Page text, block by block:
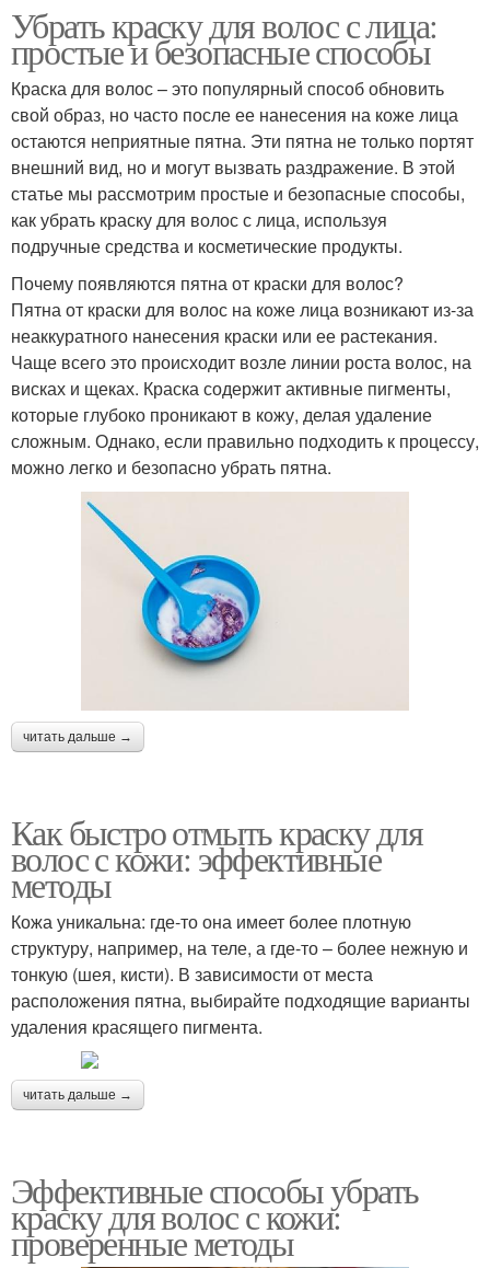
Убрать краску для волос с лица:
простые и безопасные способы
Краска для волос – это популярный способ обновить
свой образ, но часто после ее нанесения на коже лица
остаются неприятные пятна. Эти пятна не только портят
внешний вид, но и могут вызвать раздражение. В этой
статье мы рассмотрим простые и безопасные способы,
как убрать краску для волос с лица, используя
подручные средства и косметические продукты.
Почему появляются пятна от краски для волос?
Пятна от краски для волос на коже лица возникают из-за
неаккуратного нанесения краски или ее растекания.
Чаще всего это происходит возле линии роста волос, на
висках и щеках. Краска содержит активные пигменты,
которые глубоко проникают в кожу, делая удаление
сложным. Однако, если правильно подходить к процессу,
можно легко и безопасно убрать пятна.
читать дальше →
Как быстро отмыть краску для
волос с кожи: эффективные
методы
Кожа уникальна: где-то она имеет более плотную
структуру, например, на теле, а где-то – более нежную и
тонкую (шея, кисти). В зависимости от места
расположения пятна, выбирайте подходящие варианты
удаления красящего пигмента.
читать дальше →
Эффективные способы убрать
краску для волос с кожи:
проверенные методы